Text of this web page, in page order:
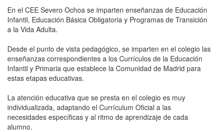
En el CEE Severo Ochoa se imparten enseñanzas de Educación
Infantil, Educación Básica Obligatoria y Programas de Transición
a la Vida Adulta.
Desde el punto de vista pedagógico, se imparten en el colegio las
enseñanzas correspondientes a los Currículos de la Educación
Infantil y Primaria que establece la Comunidad de Madrid para
estas etapas educativas.
La atención educativa que se presta en el colegio es muy
individualizada, adaptando el Currículum Oficial a las
necesidades específicas y al ritmo de aprendizaje de cada
alumno.